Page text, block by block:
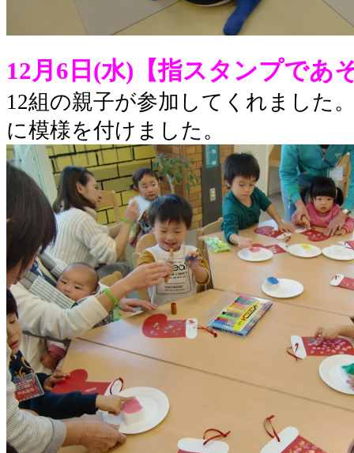
12月6日(水)【指スタンプであ
12組の親子が参加してくれました
に模様を付けました。